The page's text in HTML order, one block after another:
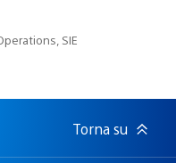
SIE
Torna su